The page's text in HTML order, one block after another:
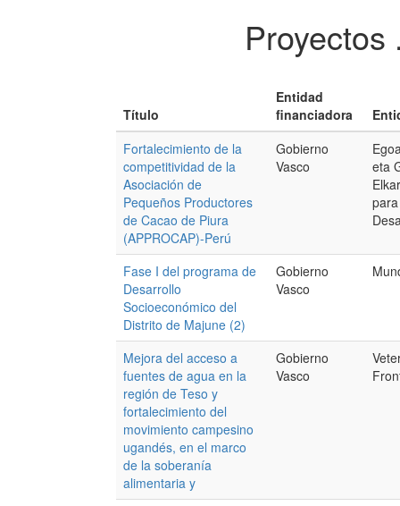
Título
Entidad
financiadora
Fortalecimiento de la
competitividad de la
Asociación de
Pequeños Productores
de Cacao de Piura
(APPROCAP)-Perú
Gobierno
Vasco
eta
Fase I del programa de
Desarrollo
Socioeconómico del
Distrito de Majune (2)
Gobierno
Vasco
Mejora del acceso a
fuentes de agua en la
región de Teso y
fortalecimiento del
movimiento campesino
ugandés, en el marco
de la soberanía
alimentaria y
Gobierno
Vasco